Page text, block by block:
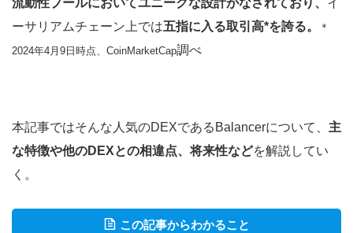
流動性プールにおいてユニークな設計がなされており、 イ
ーサリアムチェーン上では五指に入る取引高*を誇る。
＊
2024年4月9日時点、CoinMarketCap調べ
本記事ではそんな人気のDEXであるBalancerについて、 主
な特徴や他のDEXとの相違点、将来性などを解説してい
く。
この記事からわかること